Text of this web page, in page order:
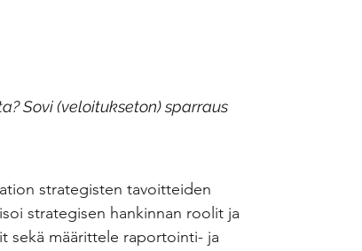
Sovi (veloitukseton) sparraus
strategisten tavoitteiden
strategisen hankinnan roolit ja
sekä määrittele raportointi- ja